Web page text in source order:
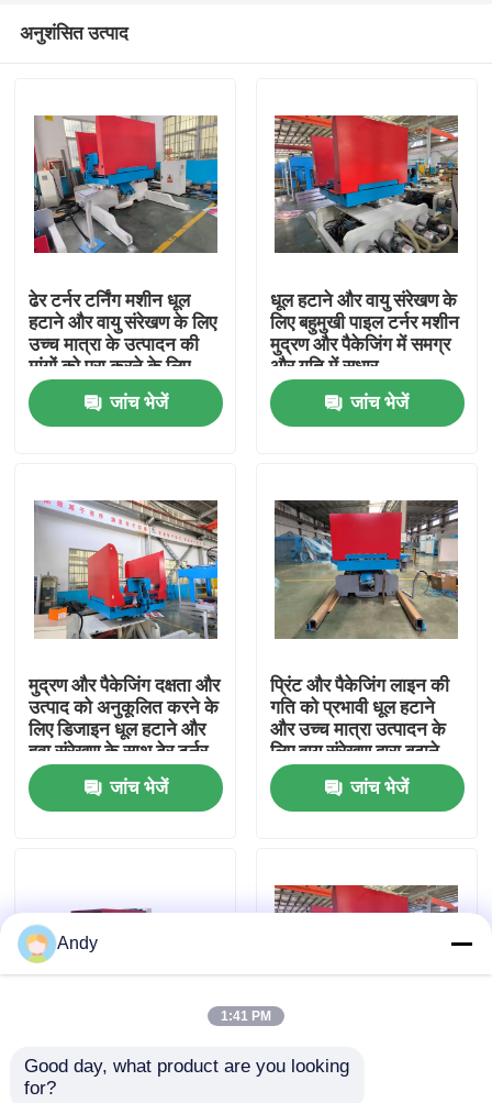
उत्पादों
वीआर शो
हमारे बारे में
कारखाना भ्रमण
गुणवत्ता नियंत्रण
हाई स्पीड बांसुरी लैमिनेटर मशीन
स्वचालित बांसुरी लैमिनेटर मशीन
लिथो लेमिनेटर
अनुशंसित उत्पाद
ढेर टर्नर टर्निंग मशीन धूल
हटाने और वायु संरेखण के लिए
उच्च मात्रा के उत्पादन की
मांगों को पूरा करने के लिए
प्रिंट और पैकेजिंग लाइन की
गति में सुधार जांच भेजें
धूल हटाने और वायु संरेखण के
लिए बहुमुखी पाइल टर्नर मशीन
मुद्रण और पैकेजिंग में समग्र
और गति में सुधार
जांच भेजें
मुद्रण और पैकेजिंग दक्षता और
उत्पाद को अनुकूलित करने के
लिए डिजाइन धूल हटाने और
हवा संरेखण के साथ ढेर टर्नर
मशीन
जांच भेजें
प्रिंट और पैकेजिंग लाइन की
गति को प्रभावी धूल हटाने
और उच्च मात्रा उत्पादन के
लिए वायु संरेखण द्वारा बढ़ाने
वाली पाइल टर्नर मशीन
जांच भेजें
High-Performance Pile
Turner Machine for
उत्कृष्ट दक्षता के लिए मुद्रण
Andy
1:41 PM
Good day, what product are you looking
for?